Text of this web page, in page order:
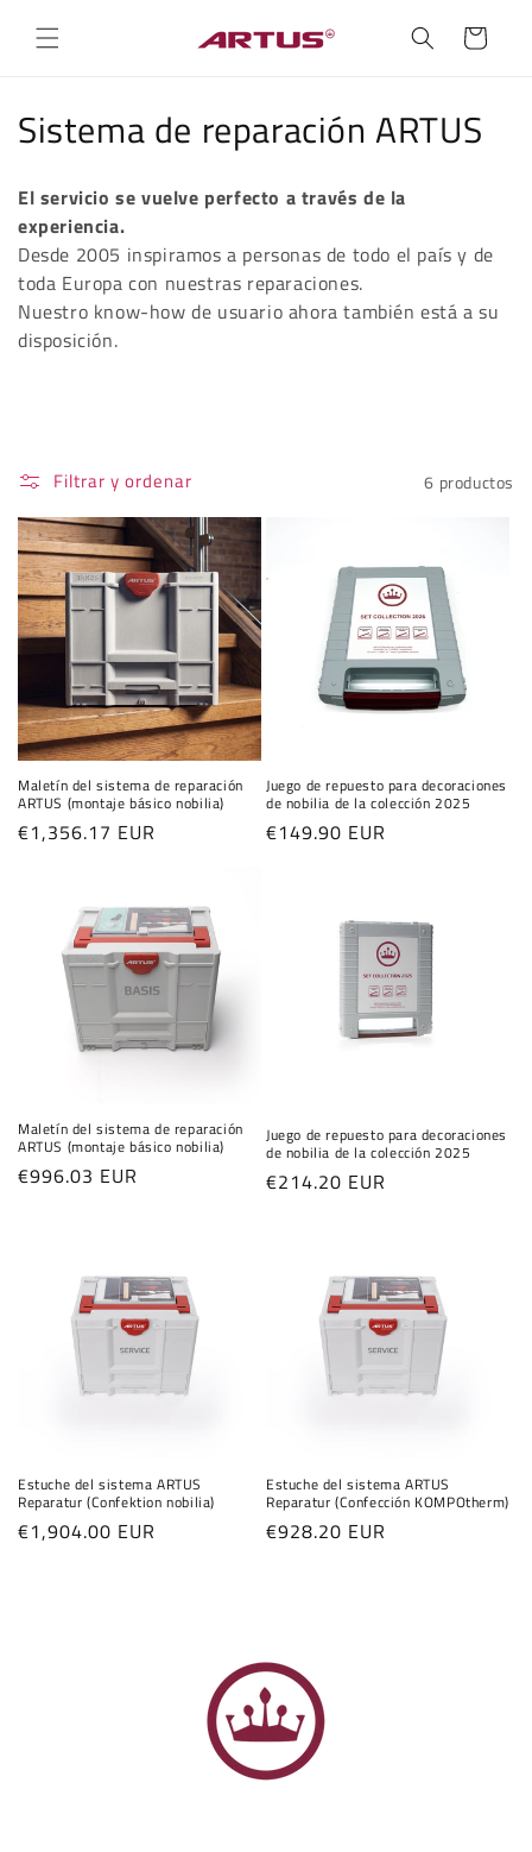
directamente
al contenido Carrito
C
l
e
c
c
n
:
Sistema de reparación ARTUS
El servicio se vuelve perfecto a través de la
experiencia.
Desde 2005 inspiramos a personas de todo el país y de
toda Europa con nuestras reparaciones.
Nuestro know-how de usuario ahora también está a su
disposición.
Filtrar y ordenar 6 productos
Maletín del sistema de reparación
ARTUS (montaje básico nobilia)
Precio
€1,356.17 EUR
Juego de repuesto para decoraciones
de nobilia de la colección 2025
Precio
€149.90 EUR
Maletín del sistema de reparación
ARTUS (montaje básico nobilia)
Precio
€996.03 EUR
Juego de repuesto para decoraciones
de nobilia de la colección 2025
Precio
€214.20 EUR
Estuche del sistema ARTUS
Reparatur (Confektion nobilia)
Precio
€1,904.00 EUR
Estuche del sistema ARTUS
Reparatur (Confección KOMPOtherm)
Precio
€928.20 EUR